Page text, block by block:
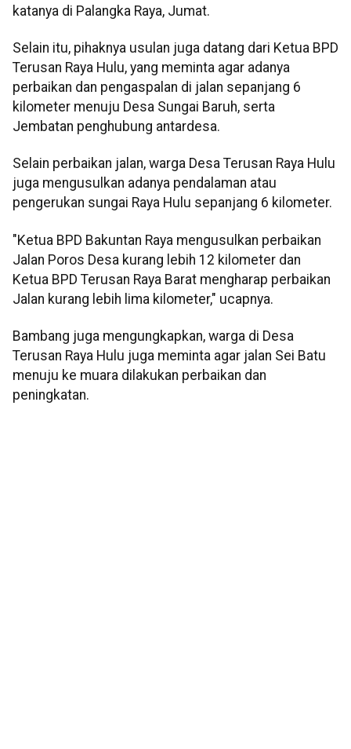
katanya di Palangka Raya, Jumat.
Selain itu, pihaknya usulan juga datang dari Ketua BPD
Terusan Raya Hulu, yang meminta agar adanya
perbaikan dan pengaspalan di jalan sepanjang 6
kilometer menuju Desa Sungai Baruh, serta
Jembatan penghubung antardesa.
Selain perbaikan jalan, warga Desa Terusan Raya Hulu
juga mengusulkan adanya pendalaman atau
pengerukan sungai Raya Hulu sepanjang 6 kilometer.
"Ketua BPD Bakuntan Raya mengusulkan perbaikan
Jalan Poros Desa kurang lebih 12 kilometer dan
Ketua BPD Terusan Raya Barat mengharap perbaikan
Jalan kurang lebih lima kilometer," ucapnya.
Bambang juga mengungkapkan, warga di Desa
Terusan Raya Hulu juga meminta agar jalan Sei Batu
menuju ke muara dilakukan perbaikan dan
peningkatan.